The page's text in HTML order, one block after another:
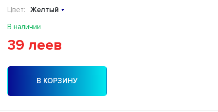
Цвет:
Желтый
В наличии
39 леев
В КОРЗИНУ